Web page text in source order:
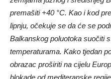
premašiti +40 °C. Kao i kod
lipnju, očekuje se da će se
Balkanskog poluotoka suočiti
temperaturama. Kako tjedan
obrazac proširiti na cijelu
blokade od mediteranske